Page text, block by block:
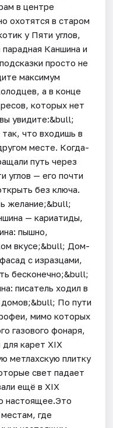
в центре
охотятся в старом
у Пяти углов,
Каншина и
просто не
максимум
а в конце
которых нет
увидите:&bull;
что входишь в
месте. Когда-
путь через
углов — его почти
без ключа.
желание;&bull;
— кариатиды,
пышно,
вкусе;&bull; Дом-
с изразцами,
бесконечно;&bull;
писатель ходил в
По пути
мимо которых
газового фонаря,
для карет XIX
метлахскую плитку
свет падает
ещё в XIX
настоящее.Это
где